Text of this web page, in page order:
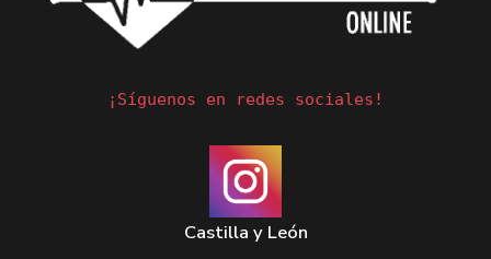
¡Síguenos en redes sociales!
Castilla y León